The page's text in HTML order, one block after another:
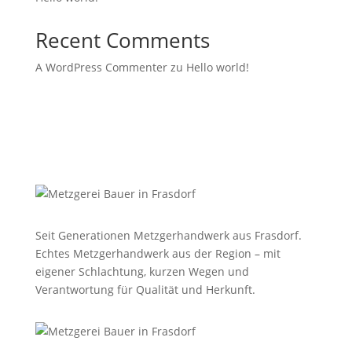
Recent Comments
A WordPress Commenterzu Hello world!
Seit Generationen Metzgerhandwerk aus Frasdorf.
Echtes Metzgerhandwerk aus der Region – mit
eigener Schlachtung, kurzen Wegen und
Verantwortung für Qualität und Herkunft.